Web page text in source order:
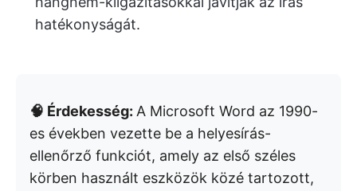
hatékonyságát.
🧠 Érdekesség: A Microsoft Word az 1990-
es években vezette be a helyesírás-
ellenőrző funkciót, amely az első széles
körben használt eszközök közé tartozott,